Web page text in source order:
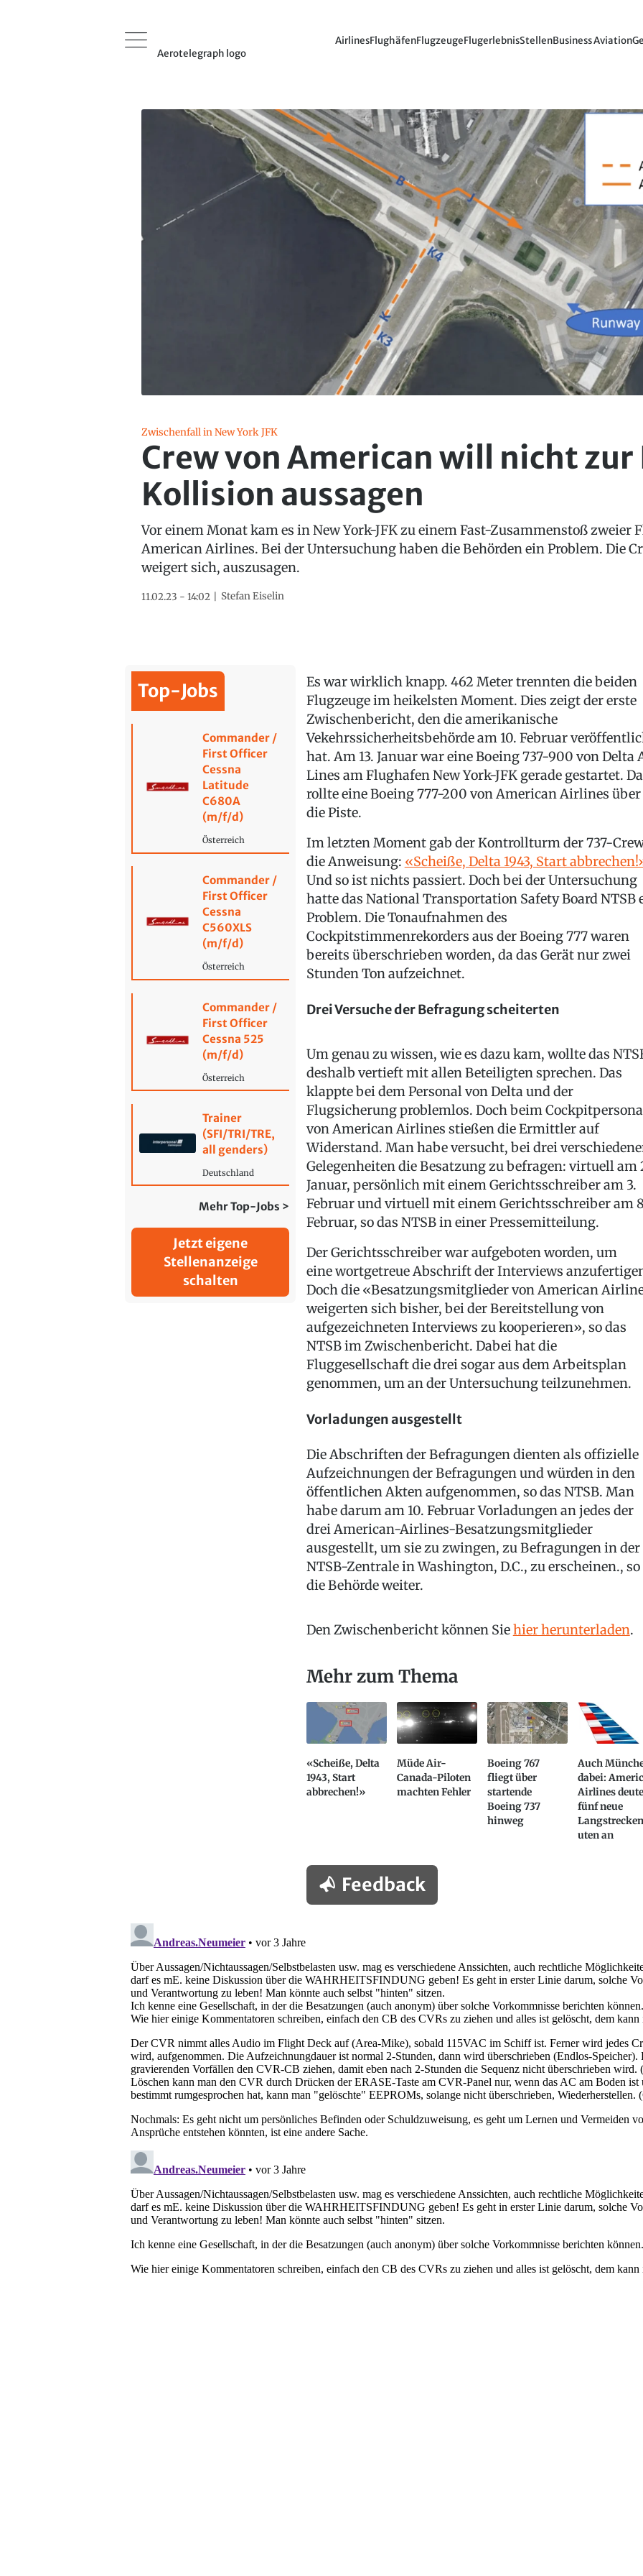
Aerotelegraph logo
AirlinesFlughäfenFlugzeugeFlugerlebnisStellenBusiness Aviation
Zwischenfall in New York JFK
Crew von American will nicht
Kollision aussagen
Vor einem Monat kam es in New York-JFK zu einem Fast-Zusammenstoß zweier
American Airlines. Bei der Untersuchung haben die Behörden ein Problem. Die
weigert sich, auszusagen.
11.02.23 - 14:02 Stefan Eiselin
Top-Jobs
Commander /
First Officer
Cessna
Latitude
C680A
(m/f/d)
Österreich
Commander /
First Officer
Cessna
C560XLS
(m/f/d)
Österreich
Commander /
First Officer
Cessna 525
(m/f/d)
Österreich
Trainer
(SFI/TRI/TRE,
all genders)
Deutschland
Mehr Top-Jobs >
Jetzt eigene
Stellenanzeige
schalten
Es war wirklich knapp. 462 Meter trennten die beiden
Flugzeuge im heikelsten Moment. Dies zeigt der erste
Zwischenbericht, den die amerikanische
Vekehrssicherheitsbehörde am 10. Februar
hat. Am 13. Januar war eine Boeing 737-900 von Delta
Lines am Flughafen New York-JFK gerade gestartet. Da
rollte eine Boeing 777-200 von American Airlines über
die Piste.
Im letzten Moment gab der Kontrollturm der 737-
die Anweisung: «Scheiße, Delta 1943, Start
Und so ist nichts passiert. Doch bei der Untersuchung
hatte das National Transportation Safety Board NTSB
Problem. Die Tonaufnahmen des
Cockpitstimmenrekorders aus der Boeing 777 waren
bereits überschrieben worden, da das Gerät nur zwei
Stunden Ton aufzeichnet.
Drei Versuche der Befragung scheiterten
Um genau zu wissen, wie es dazu kam, wollte das
deshalb vertieft mit allen Beteiligten sprechen. Das
klappte bei dem Personal von Delta und der
Flugsicherung problemlos. Doch beim
von American Airlines stießen die Ermittler auf
Widerstand. Man habe versucht, bei drei
Gelegenheiten die Besatzung zu befragen: virtuell am
Januar, persönlich mit einem Gerichtsschreiber am 3.
Februar und virtuell mit einem Gerichtsschreiber am
Februar, so das NTSB in einer Pressemitteilung.
Der Gerichtsschreiber war aufgeboten worden, um
eine wortgetreue Abschrift der Interviews
Doch die «Besatzungsmitglieder von American
weigerten sich bisher, bei der Bereitstellung von
aufgezeichneten Interviews zu kooperieren», so das
NTSB im Zwischenbericht. Dabei hat die
Fluggesellschaft die drei sogar aus dem Arbeitsplan
genommen, um an der Untersuchung teilzunehmen.
Vorladungen ausgestellt
Die Abschriften der Befragungen dienten als offizielle
Aufzeichnungen der Befragungen und würden in den
öffentlichen Akten aufgenommen, so das NTSB. Man
habe darum am 10. Februar Vorladungen an jedes der
drei American-Airlines-Besatzungsmitglieder
ausgestellt, um sie zu zwingen, zu Befragungen in der
NTSB-Zentrale in Washington, D.C., zu erscheinen., so
die Behörde weiter.
Den Zwischenbericht können Siehier herunterladen.
Mehr zum Thema
«Scheiße, Delta
1943, Start
abbrechen!»
Müde Air-
Canada-Piloten
machten Fehler
Boeing 767
fliegt über
startende
Boeing 737
hinweg
Auch
dabei:
Airlines
fünf neue
uten an
Feedback